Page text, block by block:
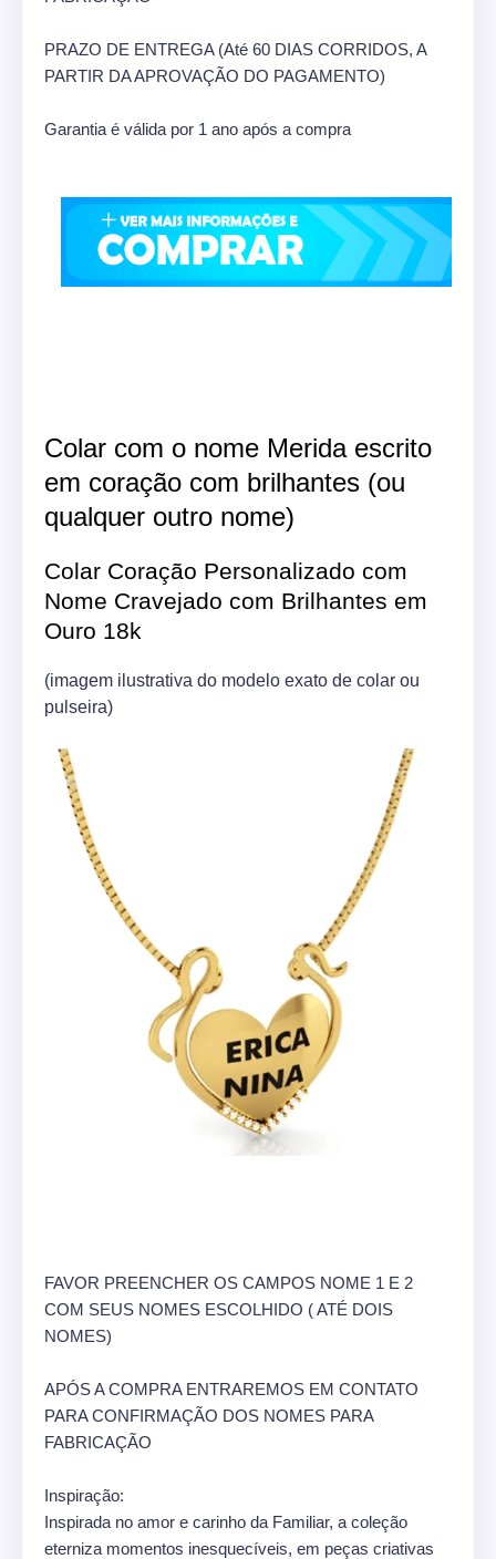
PRAZO DE ENTREGA (Até 60 DIAS CORRIDOS, A
PARTIR DA APROVAÇÃO DO PAGAMENTO)
Garantia é válida por 1 ano após a compra
Colar com o nome Merida escrito
em coração com brilhantes (ou
qualquer outro nome)
Colar Coração Personalizado com
Nome Cravejado com Brilhantes em
Ouro 18k
(imagem ilustrativa do modelo exato de colar ou
pulseira)
FAVOR PREENCHER OS CAMPOS NOME 1 E 2
COM SEUS NOMES ESCOLHIDO ( ATÉ DOIS
NOMES)
APÓS A COMPRA ENTRAREMOS EM CONTATO
PARA CONFIRMAÇÃO DOS NOMES PARA
FABRICAÇÃO
Inspiração:
Inspirada no amor e carinho da Familiar, a coleção
eterniza momentos inesquecíveis, em peças criativas